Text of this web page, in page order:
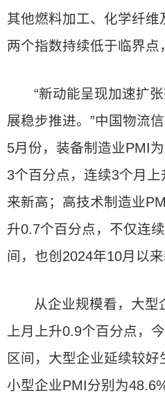
其他燃料加工、化学纤维
两个指数持续低于临界点
“新动能呈现加速扩
展稳步推进。”中国物流
5月份，装备制造业PMI
3个百分点，连续3个月
来新高；高技术制造业
升0.7个百分点，不仅连
间，也创2024年10月以来
从企业规模看，大型
上月上升0.9个百分点，
区间，大型企业延续较好
小型企业PMI分别为